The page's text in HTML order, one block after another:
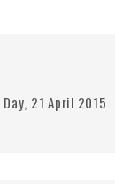
21 April 2015